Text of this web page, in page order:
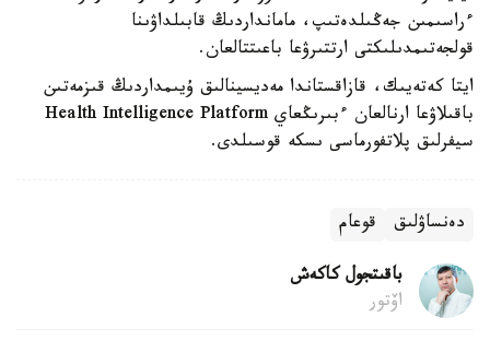
ءراسىمىن جەڭىلدەتىپ، مامانداردىڭ قابىلداۋىنا
قولجەتىمدىلىكتى ارتتىرۋعا باعىتتالعان.
ايتا كەتەيىك، قازاقستاندا مەديسينالىق ۇيىمداردىڭ قىزمەتىن
باقىلاۋعا ارنالعان ءبىرىڭعاي Health Intelligence Platform
سيفرلىق پلاتفورماسى ىسكە قوسىلدى.
دەنساۋلىق قوعام
باقىتجول كاكەش
اۆتور